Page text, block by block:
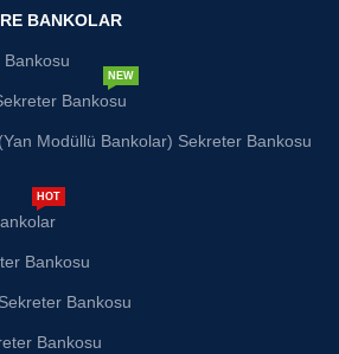
BANKOLAR
Bankosu
Bankosu
NEW
Modüllü Bankolar) Sekreter Bankosu
HOT
Bankosu
Bankosu
Bankosu